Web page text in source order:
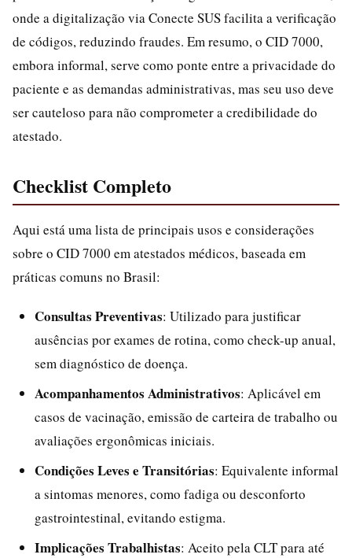
onde a digitalização via Conecte SUS facilita a verificação
de códigos, reduzindo fraudes. Em resumo, o CID 7000,
embora informal, serve como ponte entre a privacidade do
paciente e as demandas administrativas, mas seu uso deve
ser cauteloso para não comprometer a credibilidade do
atestado.
Checklist Completo
Aqui está uma lista de principais usos e considerações
sobre o CID 7000 em atestados médicos, baseada em
práticas comuns no Brasil:
Consultas Preventivas: Utilizado para justificar
ausências por exames de rotina, como check-up anual,
sem diagnóstico de doença.
Acompanhamentos Administrativos: Aplicável em
casos de vacinação, emissão de carteira de trabalho ou
avaliações ergonômicas iniciais.
Condições Leves e Transitórias: Equivalente informal
a sintomas menores, como fadiga ou desconforto
gastrointestinal, evitando estigma.
Implicações Trabalhistas: Aceito pela CLT para até